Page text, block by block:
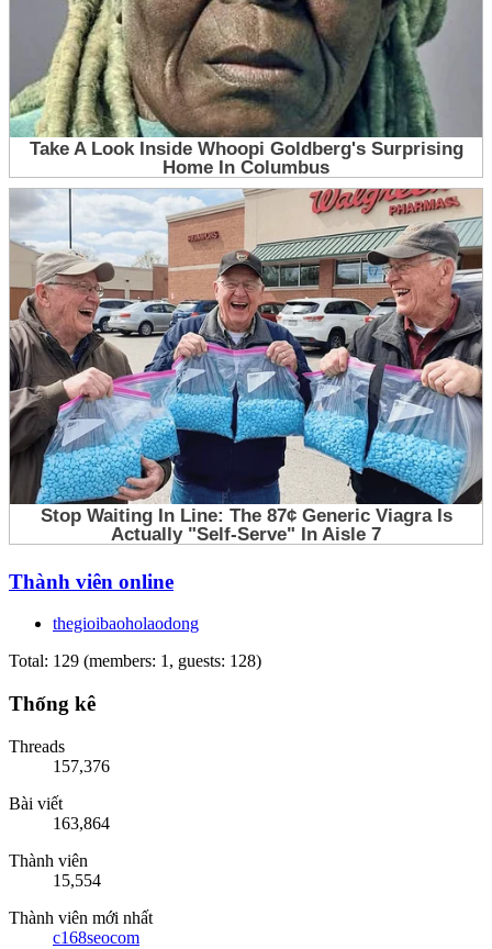
Thành viên online
thegioibaoholaodong
Total: 129 (members: 1, guests: 128)
Thống kê
Threads
157,376
Bài viết
163,864
Thành viên
15,554
Thành viên mới nhất
c168seocom